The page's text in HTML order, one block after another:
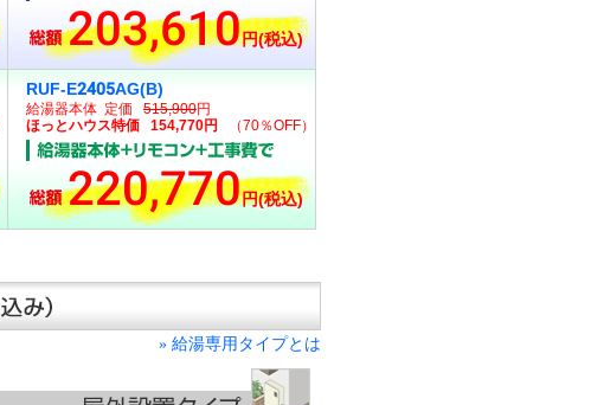
203,610円(税込)
RUF-E2405AG(B)
給湯器本体 定価 515,900円
ほっとハウス特価 154,770円
（70％OFF）
220,770円(税込)
» 給湯専用タイプとは